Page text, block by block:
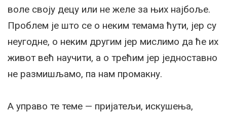
воле своју децу или не желе за њих најбоље.
Проблем је што се о неким темама ћути, јер су
неугодне, о неким другим јер мислимо да ће их
живот већ научити, а о трећим јер једноставно
не размишљамо, па нам промакну.
А управо те теме — пријатељи, искушења,